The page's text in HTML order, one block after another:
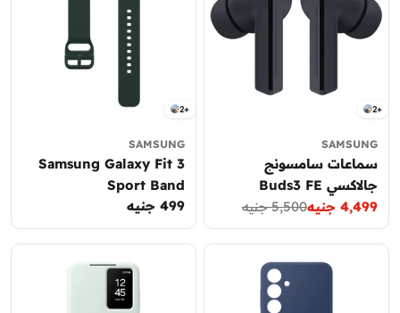
2+
SAMSUNG
سماعات سامسونج
جالاكسي Buds3 FE
سعر
التخفيض
4,499 جنيه
السعر
العادي
5,500 جنيه
2+
SAMSUNG
Samsung Galaxy Fit 3
Sport Band
السعر
العادي
499 جنيه